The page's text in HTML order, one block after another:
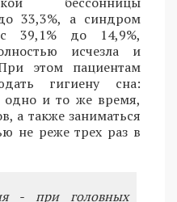
33,3%, а синдром
39,1% до 14,9%,
исчезла и
этом пациентам
гигиену сна:
одно и то же время,
а также заниматься
не реже трех раз в
- при головных